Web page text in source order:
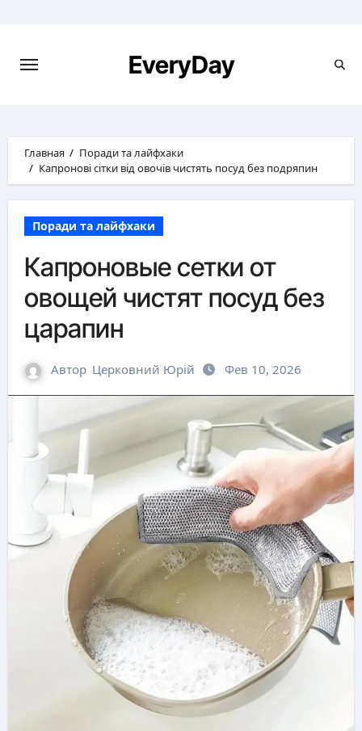
EveryDay
Главная
Поради та лайфхаки
Капронові сітки від овочів чистять посуд без подряпин
Поради та лайфхаки
Капроновые сетки от
овощей чистят посуд без
царапин
Автор Церковний Юрій Фев 10, 2026